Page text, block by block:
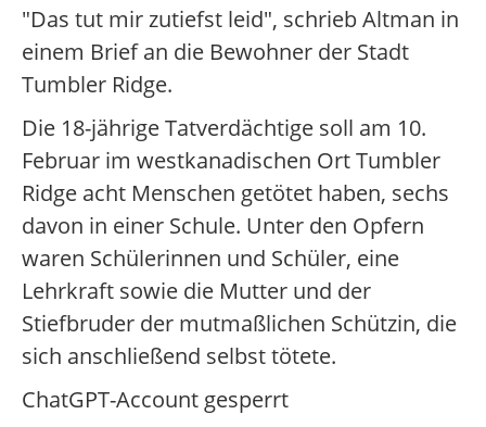
"Das tut mir zutiefst leid", schrieb Altman in
einem Brief an die Bewohner der Stadt
Tumbler Ridge.
Die 18-jährige Tatverdächtige soll am 10.
Februar im westkanadischen Ort Tumbler
Ridge acht Menschen getötet haben, sechs
davon in einer Schule. Unter den Opfern
waren Schülerinnen und Schüler, eine
Lehrkraft sowie die Mutter und der
Stiefbruder der mutmaßlichen Schützin, die
sich anschließend selbst tötete.
ChatGPT-Account gesperrt